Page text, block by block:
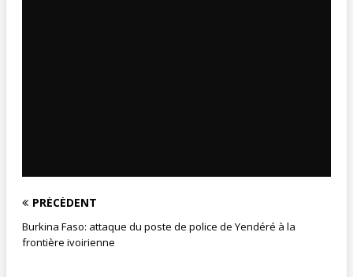
PRÉCÉDENT
Burkina Faso: attaque du poste de police de Yendéré à la
frontière ivoirienne